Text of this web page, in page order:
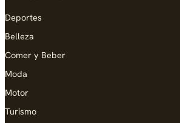
Deportes
Belleza
Comer y Beber
Moda
Motor
Turismo